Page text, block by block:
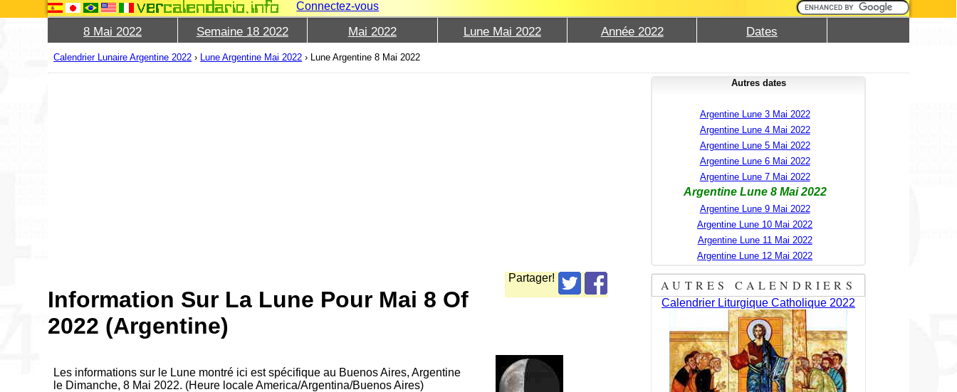
Connectez-vous
8 Mai 2022 Semaine 18 2022 Mai 2022 Lune Mai 2022 Année 2022 Dates
Calendrier Lunaire Argentine 2022 › Lune Argentine Mai 2022 › Lune Argentine 8 Mai 2022
Partager!
Information Sur La Lune Pour Mai 8 Of
2022 (Argentine)
Les informations sur le Lune montré ici est spécifique au Buenos Aires, Argentine
le Dimanche, 8 Mai 2022. (Heure locale America/Argentina/Buenos Aires)
Autres dates
Argentine Lune 3 Mai 2022
Argentine Lune 4 Mai 2022
Argentine Lune 5 Mai 2022
Argentine Lune 6 Mai 2022
Argentine Lune 7 Mai 2022
Argentine Lune 8 Mai 2022
Argentine Lune 9 Mai 2022
Argentine Lune 10 Mai 2022
Argentine Lune 11 Mai 2022
Argentine Lune 12 Mai 2022
AUTRES CALENDRIERS
Calendrier Liturgique Catholique 2022